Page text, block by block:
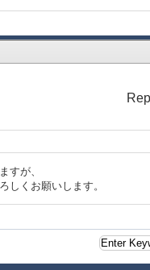
すが、
しくお願いします。